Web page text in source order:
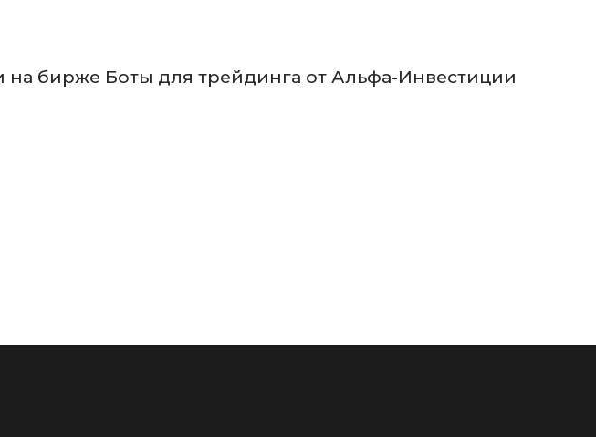
на бирже Боты для трейдинга от Альфа-Инвестиции